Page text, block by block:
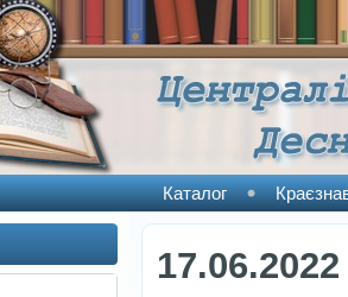
Каталог
17.06.2022